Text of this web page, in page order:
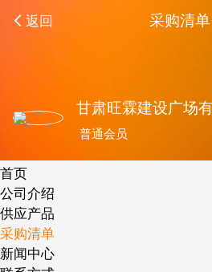
返回 采购清单
甘肃旺霖建设广场
普通会员
首页
公司介绍
供应产品
采购清单
新闻中心